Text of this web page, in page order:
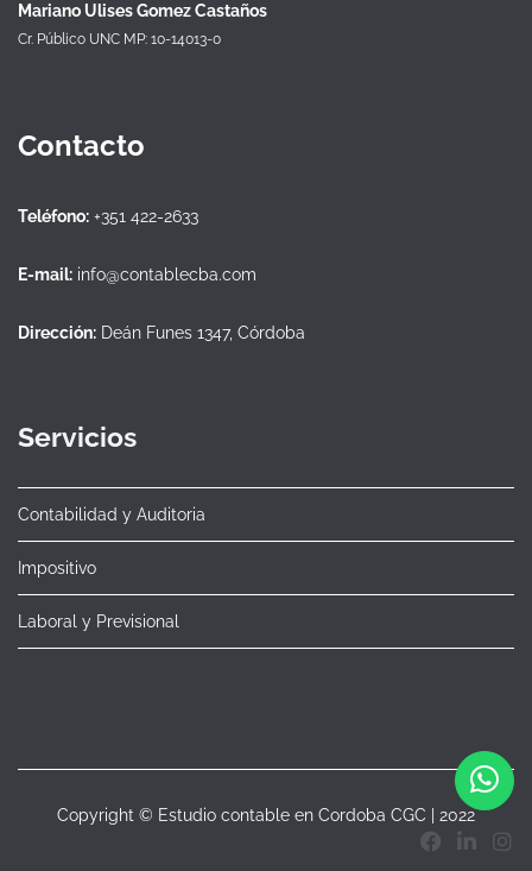
Mariano Ulises Gomez Castaños
Cr. Público UNC MP: 10-14013-0
Contacto
Teléfono: +351 422-2633
E-mail: info@contablecba.com
Dirección: Deán Funes 1347, Córdoba
Servicios
Contabilidad y Auditoria
Impositivo
Laboral y Previsional
Copyright © Estudio contable en Cordoba CGC | 2022